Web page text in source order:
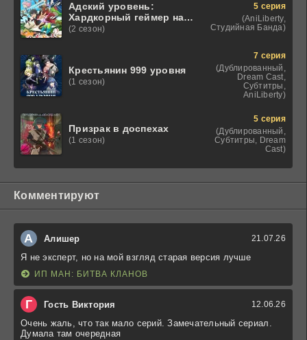
Адский уровень:
Хардкорный геймер на
самой высокой
(2 сезон)
5 серия
(AniLiberty,
Студийная Банда)
Крестьянин 999 уровня
(1 сезон)
7 серия
(Дублированный,
Dream Cast,
Субтитры,
AniLiberty)
Призрак в доспехах
(1 сезон)
5 серия
(Дублированный,
Субтитры, Dream
Cast)
Комментируют
А Алишер 21.07.26
Я не эксперт, но на мой взгляд старая версия лучше
ИП МАН: БИТВА КЛАНОВ
Г Гость Виктория 12.06.26
Очень жаль, что так мало серий. Замечательный сериал.
Думала там очередная